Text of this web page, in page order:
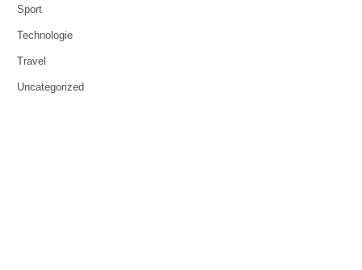
Sport
Technologie
Travel
Uncategorized